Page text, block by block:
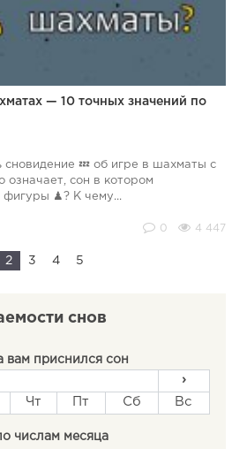
— 10 точных значений по
сновидение 💤 об игре в шахматы с
означает, сон в котором
фигуры ♟? К чему...
0 4 447
2 3 4 5
снов
вам приснился сон
›
Чт Пт Сб Вс
числам месяца